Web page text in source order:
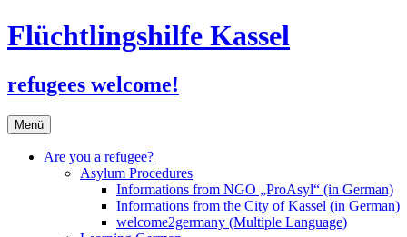
Flüchtlingshilfe Kassel
refugees welcome!
Menü Zum
Inhalt
springen
Are you a refugee?
Asylum Procedures
Informations from NGO „ProAsyl“ (in German)
Informations from the City of Kassel (in German)
welcome2germany (Multiple Language)